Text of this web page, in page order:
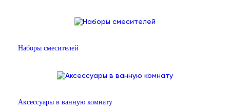
Наборы смесителей
Аксессуары в ванную комнату